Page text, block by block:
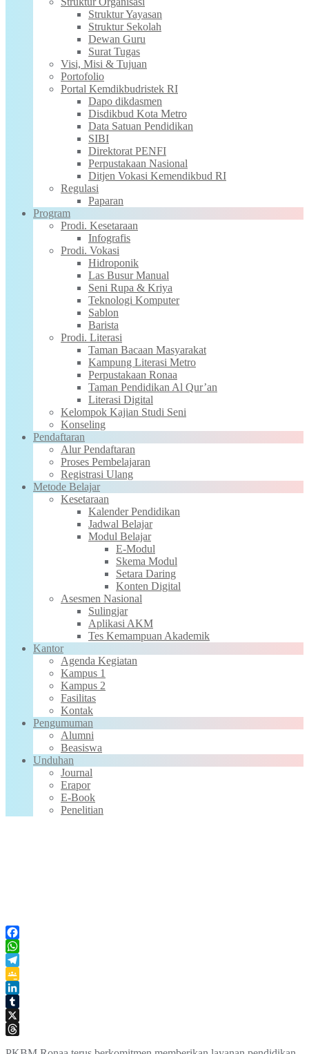
Struktur Yayasan
Struktur Sekolah
Dewan Guru
Surat Tugas
Visi, Misi & Tujuan
Portofolio
Portal Kemdikbudristek RI
Dapo dikdasmen
Disdikbud Kota Metro
Data Satuan Pendidikan
SIBI
Direktorat PENFI
Perpustakaan Nasional
Ditjen Vokasi Kemendikbud RI
Regulasi
Paparan
Program
Prodi. Kesetaraan
Infografis
Prodi. Vokasi
Hidroponik
Las Busur Manual
Seni Rupa & Kriya
Teknologi Komputer
Sablon
Barista
Prodi. Literasi
Taman Bacaan Masyarakat
Kampung Literasi Metro
Perpustakaan Ronaa
Taman Pendidikan Al Qur’an
Literasi Digital
Kelompok Kajian Studi Seni
Konseling
Pendaftaran
Alur Pendaftaran
Proses Pembelajaran
Registrasi Ulang
Metode Belajar
Kesetaraan
Kalender Pendidikan
Jadwal Belajar
Modul Belajar
E-Modul
Skema Modul
Setara Daring
Konten Digital
Asesmen Nasional
Sulingjar
Aplikasi AKM
Tes Kemampuan Akademik
Kantor
Agenda Kegiatan
Kampus 1
Kampus 2
Fasilitas
Kontak
Pengumuman
Alumni
Beasiswa
Unduhan
Journal
Erapor
E-Book
Penelitian
Facebook
WhatsApp
Telegram
Google
Classroom
LinkedIn
Tumblr
X